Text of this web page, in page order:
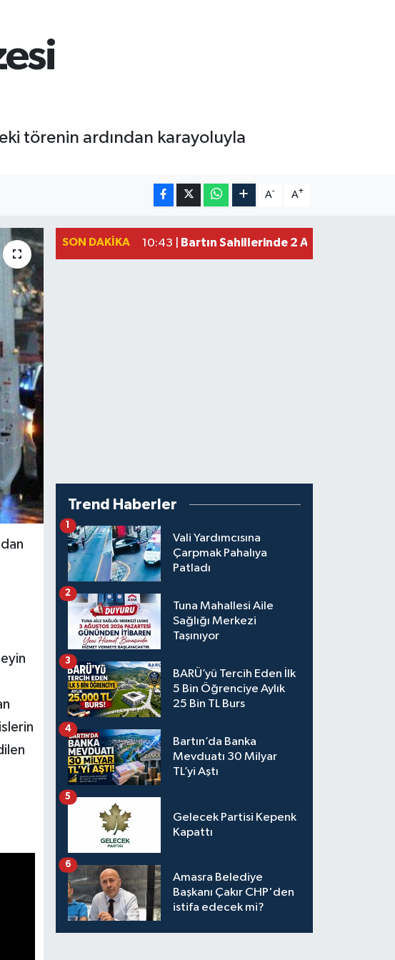
törenin ardından karayoluyla
A- A+
SON DAKIKA 10:43 | Bartın Sahillerinde 2 Ayda 271 Kişi
Trend Haberler
Vali Yardımcısına
Çarpmak Pahalıya
Patladı
1
Tuna Mahallesi Aile
Sağlığı Merkezi
Taşınıyor
2
BARÜ’yü Tercih Eden İlk
5 Bin Öğrenciye Aylık
25 Bin TL Burs
3
Bartın’da Banka
Mevduatı 30 Milyar
TL’yi Aştı
4
Gelecek Partisi Kepenk
Kapattı
5
Amasra Belediye
Başkanı Çakır CHP'den
istifa edecek mi?
6